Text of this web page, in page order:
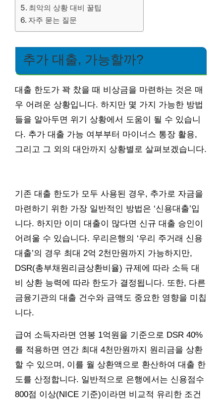
최악의 상황 대비 꿀팁
자주 묻는 질문
추가 대출, 가능할까?
대출 한도가 꽉 찼을 때 비상금을 마련하는 것은 매
우 어려운 상황입니다. 하지만 몇 가지 가능한 방법
들을 알아두면 위기 상황에서 도움이 될 수 있습니
다. 추가 대출 가능 여부부터 마이너스 통장 활용,
그리고 그 외의 대안까지 상황별로 살펴보겠습니다.
기존 대출 한도가 모두 사용된 경우, 추가로 자금을
마련하기 위한 가장 일반적인 방법은 ‘신용대출’입
니다. 하지만 이미 대출이 많다면 신규 대출 승인이
어려울 수 있습니다. 우리은행의 ‘우리 주거래 신용
대출’의 경우 최대 2억 2천만원까지 가능하지만,
DSR(총부채원리금상환비율) 규제에 따라 소득 대
비 상환 능력에 따라 한도가 결정됩니다. 또한, 다른
금융기관의 대출 건수와 금액도 중요한 영향을 미칩
니다.
급여 소득자라면 연봉 1억원을 기준으로 DSR 40%
를 적용하면 연간 최대 4천만원까지 원리금을 상환
할 수 있으며, 이를 월 상환액으로 환산하여 대출 한
도를 산정합니다. 일반적으로 은행에서는 신용점수
800점 이상(NICE 기준)이라면 비교적 유리한 조건